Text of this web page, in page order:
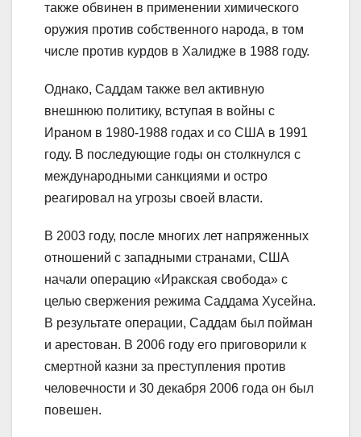
также обвинен в применении химического
оружия против собственного народа, в том
числе против курдов в Халидже в 1988 году.
Однако, Саддам также вел активную
внешнюю политику, вступая в войны с
Ираном в 1980-1988 годах и со США в 1991
году. В последующие годы он столкнулся с
международными санкциями и остро
реагировал на угрозы своей власти.
В 2003 году, после многих лет напряженных
отношений с западными странами, США
начали операцию «Иракская свобода» с
целью свержения режима Саддама Хусейна.
В результате операции, Саддам был пойман
и арестован. В 2006 году его приговорили к
смертной казни за преступления против
человечности и 30 декабря 2006 года он был
повешен.